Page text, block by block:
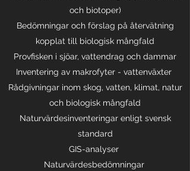
och biotoper)
Bedömningar och förslag på återvätning
kopplat till biologisk mångfald
Provfisken i sjöar, vattendrag och dammar
Inventering av makrofyter - vattenväxter
Rådgivningar inom skog, vatten, klimat, natur
och biologisk mångfald
Naturvärdesinventeringar enligt svensk
standard
GIS-analyser
Naturvärdesbedömningar